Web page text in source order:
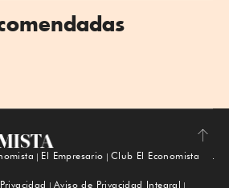
Subir
El Empresario
Club El Economista
Aviso de Privacidad Integral